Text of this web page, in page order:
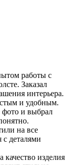
работы с
Заказал
интерьера.
и удобным.
фото и выбрал
на все
с деталями
качество изделия